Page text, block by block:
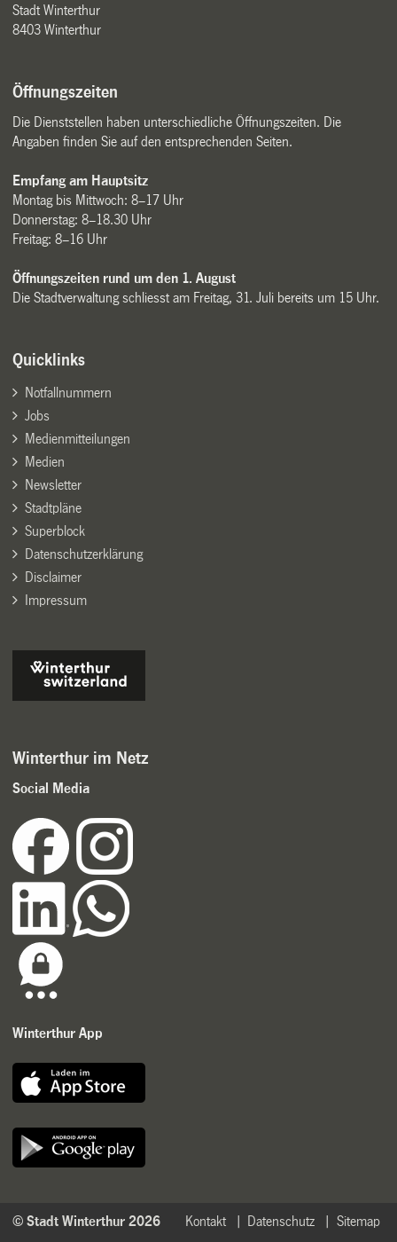
Stadt Winterthur
8403 Winterthur
Öffnungszeiten
Die Dienststellen haben unterschiedliche Öffnungszeiten. Die
Angaben finden Sie auf den entsprechenden Seiten.
Empfang am Hauptsitz
Montag bis Mittwoch: 8–17 Uhr
Donnerstag: 8–18.30 Uhr
Freitag: 8–16 Uhr
Öffnungszeiten rund um den 1. August
Die Stadtverwaltung schliesst am Freitag, 31. Juli bereits um 15 Uhr.
Quicklinks
Notfallnummern
Jobs
Medienmitteilungen
Medien
Newsletter
Stadtpläne
Superblock
Datenschutzerklärung
Disclaimer
Impressum
Winterthur im Netz
Social Media
Winterthur App
Sitemap
Datenschutz
Kontakt
© Stadt Winterthur 2026